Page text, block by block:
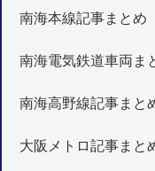
南海本線記事まとめ
南海電気鉄道車両ま
南海高野線記事まと
大阪メトロ記事まと